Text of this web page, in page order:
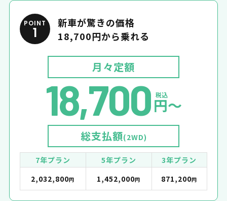
POINT
1
新車が驚きの価格
18,700円から乗れる
月々定額
18,700 税込
円〜
総支払額(2WD)
7年プラン 5年プラン
3年プラン
2,032,800円 1,452,000円 871,200円